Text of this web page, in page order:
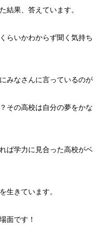
結果、答えています。
らいかわからず聞く気持ち
みなさんに言っているのが
その高校は自分の夢をかな
ば学力に見合った高校がベ
生きています。
面です！